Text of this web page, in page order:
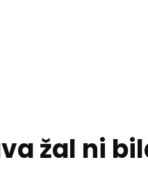
žal ni